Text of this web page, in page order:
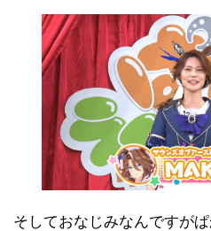
そしておなじみなんですが